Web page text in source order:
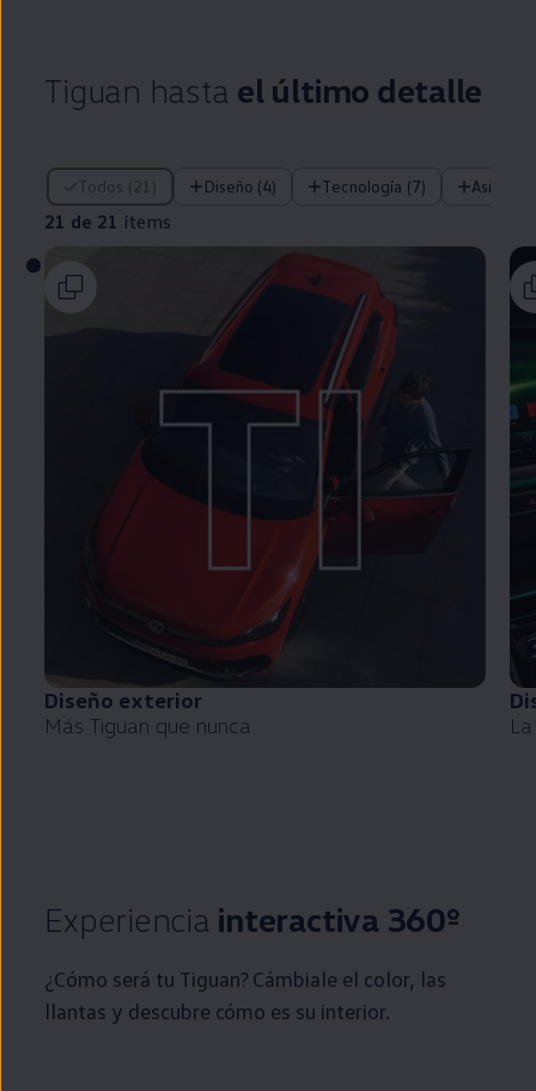
Tiguan hasta el último detalle
Todos (21) Diseño (4) Tecnología (7)
21 de 21 ítems
21 de 21 ítems
Diseño exterior
Más Tiguan que nunca
Experiencia interactiva 360º
¿Cómo será tu Tiguan? Cámbiale el color, las
llantas y descubre cómo es su interior.